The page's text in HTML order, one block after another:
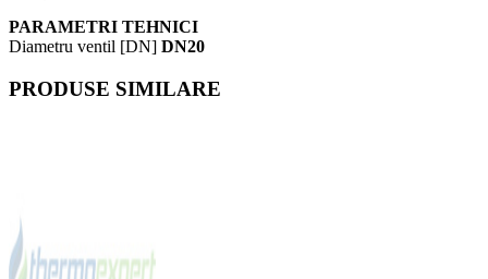
PARAMETRI TEHNICI
Diametru ventil [DN] DN20
PRODUSE SIMILARE